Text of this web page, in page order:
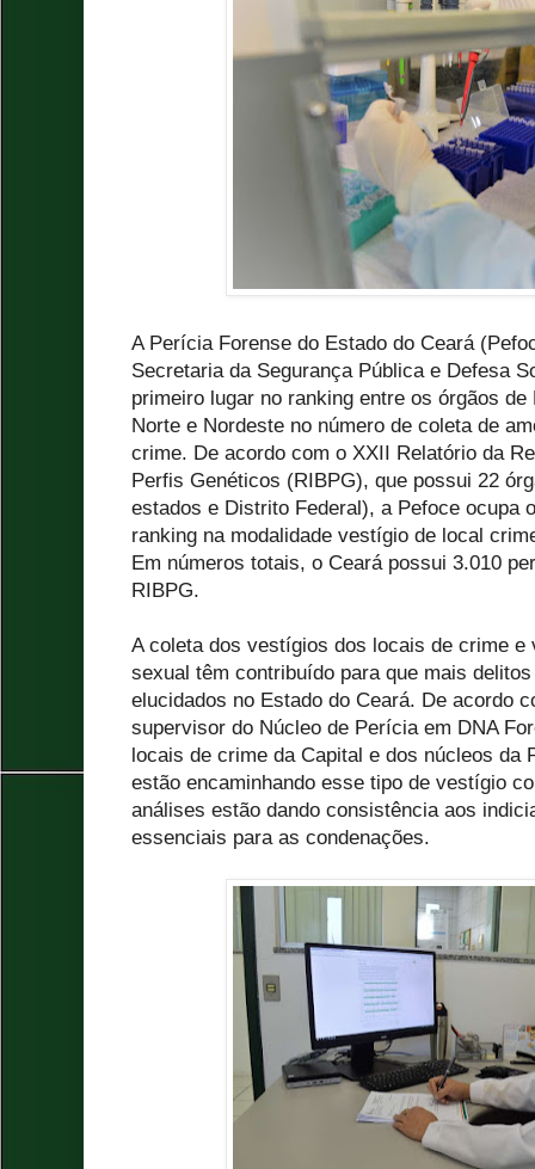
A Perícia Forense do Estado do Ceará
Secretaria da Segurança Pública e Defesa
primeiro lugar no ranking entre os órgãos
Norte e Nordeste no número de coleta de
crime. De acordo com o XXII Relatório da
Perfis Genéticos (RIBPG), que possui 22
estados e Distrito Federal), a Pefoce ocupa
ranking na modalidade vestígio de local
Em números totais, o Ceará possui 3.010
RIBPG.
A coleta dos vestígios dos locais de crime e
sexual têm contribuído para que mais
elucidados no Estado do Ceará. De acordo
supervisor do Núcleo de Perícia em DNA
locais de crime da Capital e dos núcleos da
estão encaminhando esse tipo de vestígio
análises estão dando consistência aos
essenciais para as condenações.